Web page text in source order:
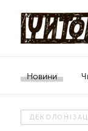
Новини